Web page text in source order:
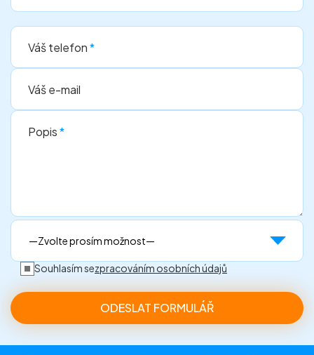
Váš telefon*
Váš e-mail
Popis*
Souhlasím sezpracováním osobních údajů